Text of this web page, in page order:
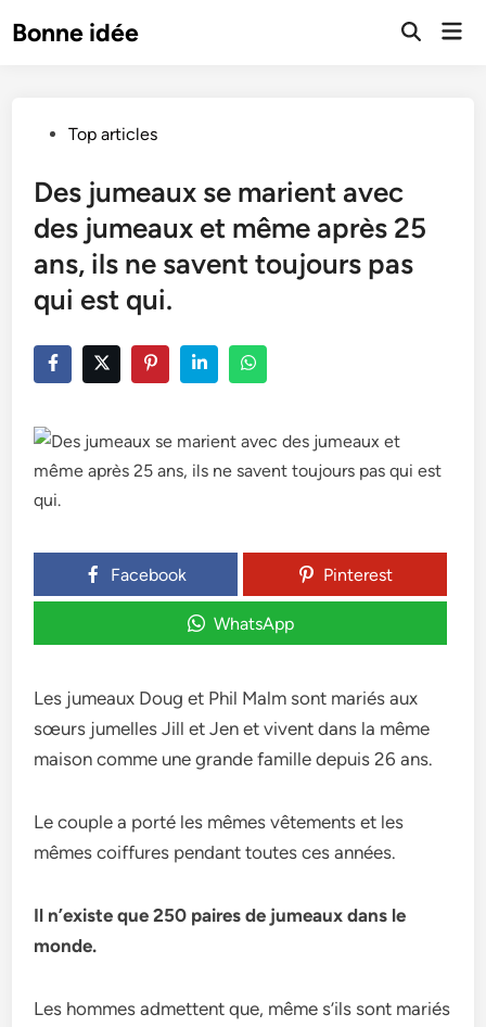
toBonne idée
Open
PostedTop articles
Des jumeaux se marient avec
des jumeaux et même après 25
ans, ils ne savent toujours pas
qui est qui.
Facebook Pinterest
WhatsApp
Les jumeaux Doug et Phil Malm sont mariés aux
sœurs jumelles Jill et Jen et vivent dans la même
maison comme une grande famille depuis 26 ans.
Le couple a porté les mêmes vêtements et les
mêmes coiffures pendant toutes ces années.
Il n’existe que 250 paires de jumeaux dans le
monde.
Les hommes admettent que, même s’ils sont mariés